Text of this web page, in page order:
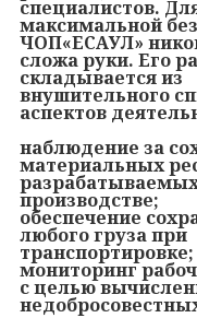
специалистов.
максимальной
ЧОП«ЕСАУЛ»
сложа руки. Его
складывается из
внушительного
аспектов
наблюдение за
материальных
производстве;
обеспечение
любого груза при
транспортировке;
мониторинг
с целью